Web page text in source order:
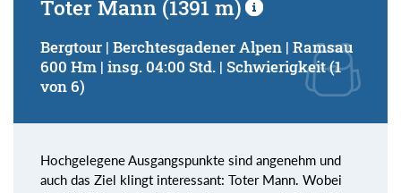
Toter Mann (1391 m)
Bergtour | Berchtesgadener Alpen | Ramsau
600 Hm | insg. 04:00 Std. | Schwierigkeit (1
von 6)
Hochgelegene Ausgangspunkte sind angenehm und
auch das Ziel klingt interessant: Toter Mann. Wobei